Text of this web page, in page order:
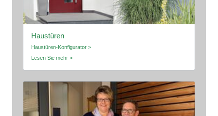
Haustüren
Haustüren-Konfigurator >
Lesen Sie mehr >